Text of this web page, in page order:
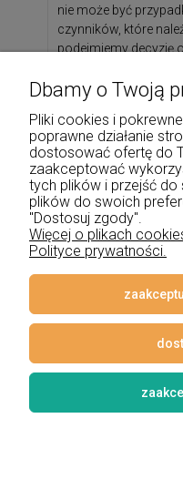
nie może być
czynników, które
podejmiemy decyzję
przede wszystkim
pokoju
elementy powinny
jakością wykonania
skrojoną na miarę
ogromny wpływ na
również ich
Sprawdź więc, jak
Jakie
w
Dbamy o Twoją
Pliki cookies i
poprawne działanie
dostosować ofertę do
zaakceptować
tych plików i przejść
plików do swoich
"Dostosuj zgody".
Więcej o plikach
Polityce prywatności.